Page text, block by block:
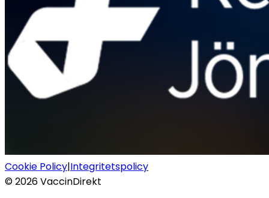
Cookie Policy|Integritetspolicy
©2026VaccinDirekt